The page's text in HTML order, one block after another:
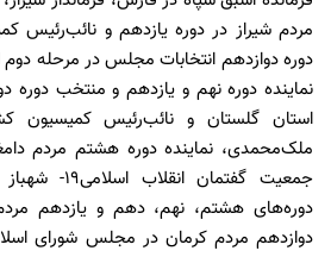
مردم شیراز در دوره یازدهم و نائب‌رئیس
نماینده دوره نهم و یازدهم و منتخب دوره
ملک‌محمدی، نماینده دوره هشتم مردم
جمعیت گفتمان
دوره‌های هشتم، نهم، دهم و یازدهم
دوازدهم مردم کرمان در مجلس شورای